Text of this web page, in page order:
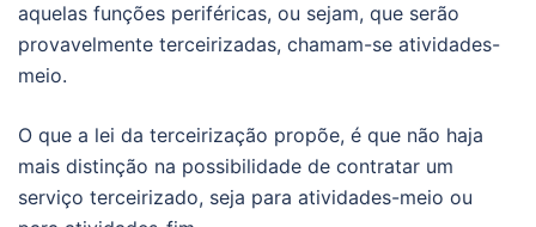
aquelas funções periféricas, ou sejam, que serão
provavelmente terceirizadas, chamam-se atividades-
meio.
O que a lei da terceirização propõe, é que não haja
mais distinção na possibilidade de contratar um
serviço terceirizado, seja para atividades-meio ou